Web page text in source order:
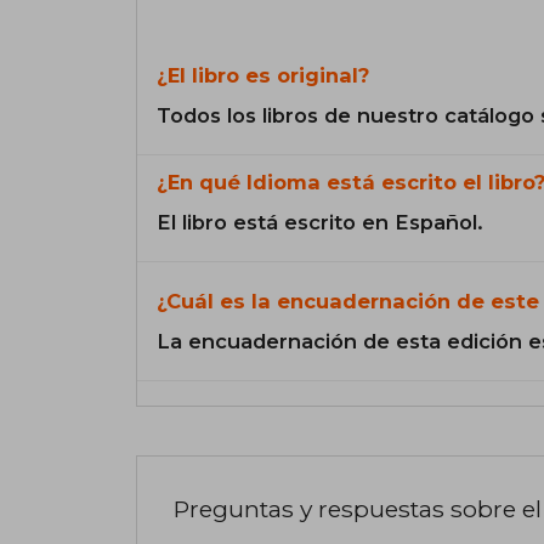
¿El libro es original?
Todos los libros de nuestro catálogo
¿En qué Idioma está escrito el libro?
El libro está escrito en Español.
¿Cuál es la encuadernación de este
La encuadernación de esta edición
Preguntas y respuestas sobre